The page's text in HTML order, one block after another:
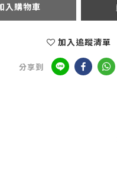
入購物車
加入追蹤清單
分享到